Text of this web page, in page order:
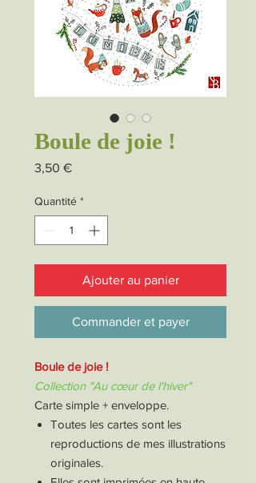
Boule de joie !
3,50 €Prix
Quantité *
Ajouter au panier
Commander et payer
Boule de joie !
Collection "Au cœur de l'hiver"
Carte simple + enveloppe.
Toutes les cartes sont les
reproductions de mes illustrations
originales.